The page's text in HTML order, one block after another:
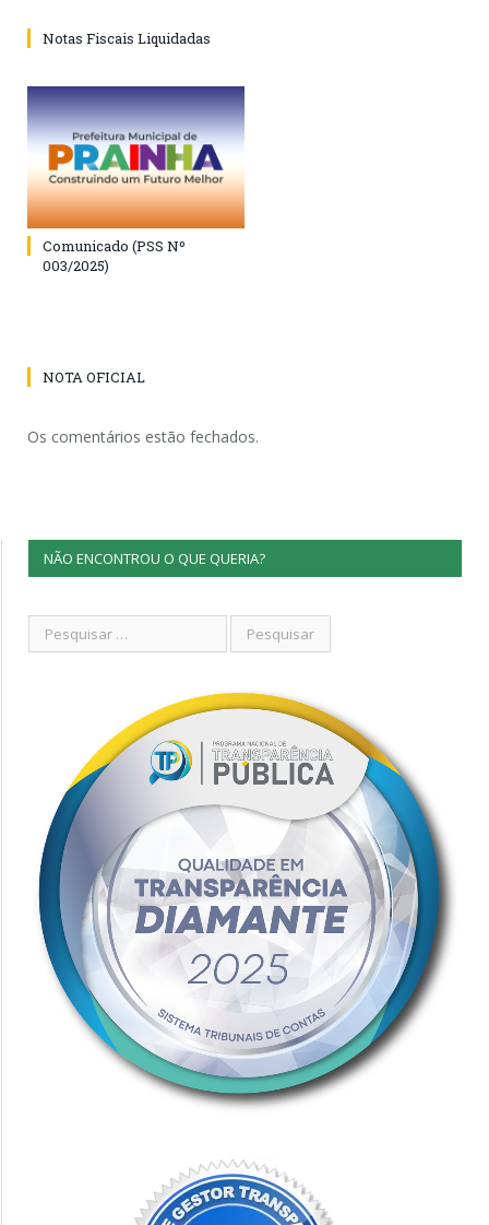
Notas Fiscais Liquidadas
Comunicado (PSS Nº
003/2025)
NOTA OFICIAL
Os comentários estão fechados.
NÃO ENCONTROU O QUE QUERIA?